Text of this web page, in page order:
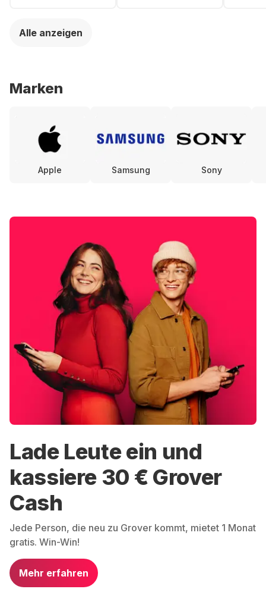
Alle anzeigen
Marken
Apple Samsung Sony
Lade Leute ein und
kassiere 30 € Grover
Cash
Jede Person, die neu zu Grover kommt, mietet 1 Monat
gratis. Win-Win!
Mehr erfahren